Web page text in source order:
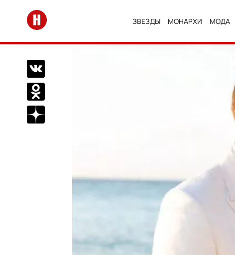
Перейти на главную
ЗВЕЗДЫ МОНАРХИ МОДА
Поделиться Вконтакте
Поделиться в Одноклассниках
Подписаться на нас в Дзен